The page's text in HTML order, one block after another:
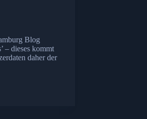
Blog
– dieses kommt
daher der